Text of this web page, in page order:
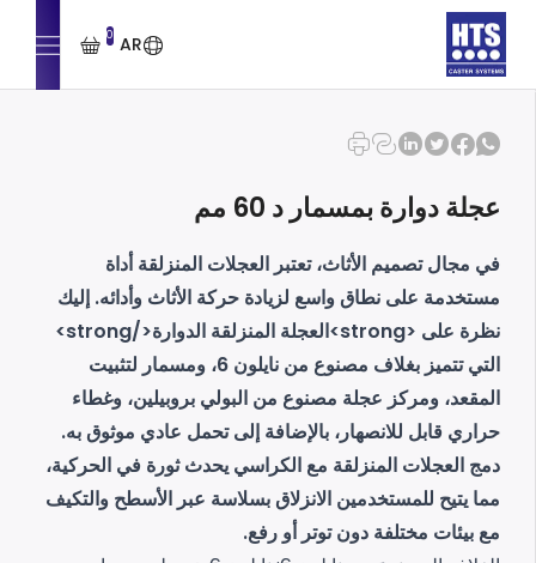
AR
0
عجلة دوارة بمسمار د 60 مم
في مجال تصميم الأثاث، تعتبر العجلات المنزلقة أداة
مستخدمة على نطاق واسع لزيادة حركة الأثاث وأدائه. إليك
نظرة على <strong>العجلة المنزلقة الدوارة</strong>
التي تتميز بغلاف مصنوع من نايلون 6، ومسمار لتثبيت
المقعد، ومركز عجلة مصنوع من البولي بروبيلين، وغطاء
حراري قابل للانصهار، بالإضافة إلى تحمل عادي موثوق به.
دمج العجلات المنزلقة مع الكراسي يحدث ثورة في الحركية،
مما يتيح للمستخدمين الانزلاق بسلاسة عبر الأسطح والتكيف
مع بيئات مختلفة دون توتر أو رفع.